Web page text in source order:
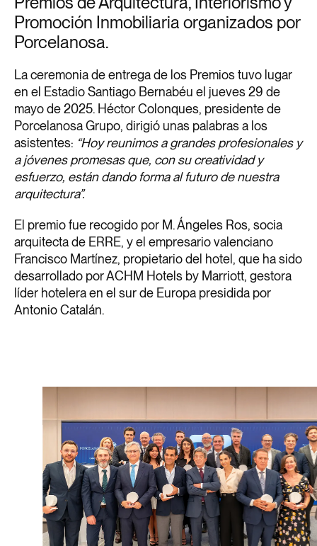
Promoción Inmobiliaria organizados por
Porcelanosa.
La ceremonia de entrega de los Premios tuvo lugar
en el Estadio Santiago Bernabéu el jueves 29 de
mayo de 2025. Héctor Colonques, presidente de
Porcelanosa Grupo, dirigió unas palabras a los
asistentes: “Hoy reunimos a grandes profesionales y
a jóvenes promesas que, con su creatividad y
esfuerzo, están dando forma al futuro de nuestra
arquitectura”.
El premio fue recogido por M. Ángeles Ros, socia
arquitecta de ERRE, y el empresario valenciano
Francisco Martínez, propietario del hotel, que ha sido
desarrollado por ACHM Hotels by Marriott, gestora
líder hotelera en el sur de Europa presidida por
Antonio Catalán.